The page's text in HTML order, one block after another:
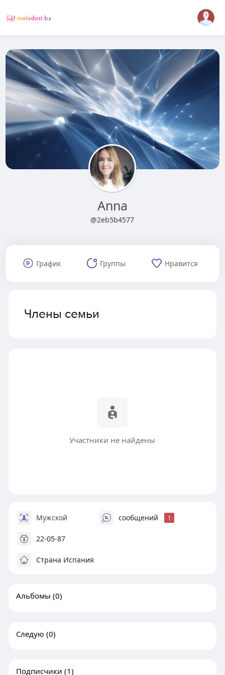
Anna
@2eb5b4577
График Группы Нравится
Члены семьи
Участники не найдены
Мужской сообщений 1
22-05-87
Страна Испания
Альбомы (0)
Следую (0)
Подписчики (1)